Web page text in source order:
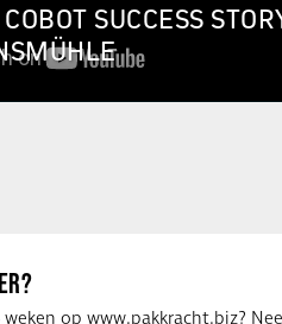
SUCCESS